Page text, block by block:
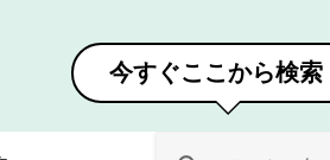
今すぐここから検索